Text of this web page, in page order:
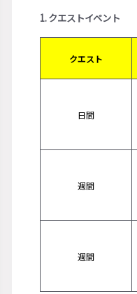
1. クエストイベント
クエスト
日間
週間
週間